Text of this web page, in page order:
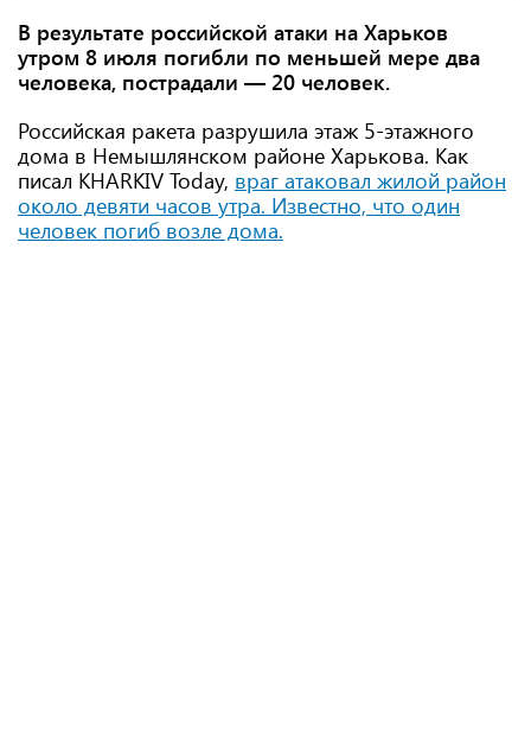
В результате российской атаки на Харьков
утром 8 июля погибли по меньшей мере два
человека, пострадали — 20 человек.
Российская ракета разрушила этаж 5-этажного
дома в Немышлянском районе Харькова. Как
писал KHARKIV Today, враг атаковал жилой район
около девяти часов утра. Известно, что один
человек погиб возле дома.